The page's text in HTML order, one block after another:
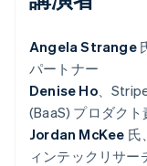
Stripe
Stripe が AI の
ご覧ください。
こちらをご覧
Angela Strange
パートナー
Denise Ho、
(BaaS) プロダク
Jordan McKee 氏
ィンテックリサー